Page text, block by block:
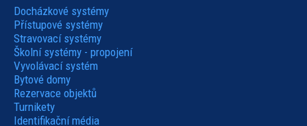
Docházkové systémy
Přístupové systémy
Stravovací systémy
Školní systémy - propojení
Vyvolávací systém
Bytové domy
Rezervace objektů
Turnikety
Identifikační média